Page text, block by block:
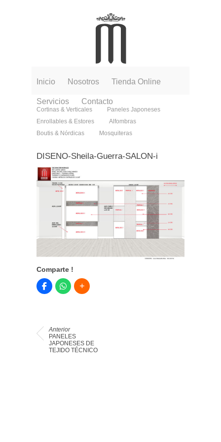
Inicio Nosotros Tienda Online
Servicios Contacto
Cortinas & Verticales
Paneles Japoneses
Enrollables & Estores
Alfombras
Boutis & Nórdicas
Mosquiteras
DISENO-Sheila-Guerra-SALON-i
Comparte !
Anterior
PANELES
JAPONESES DE
TEJIDO TÉCNICO